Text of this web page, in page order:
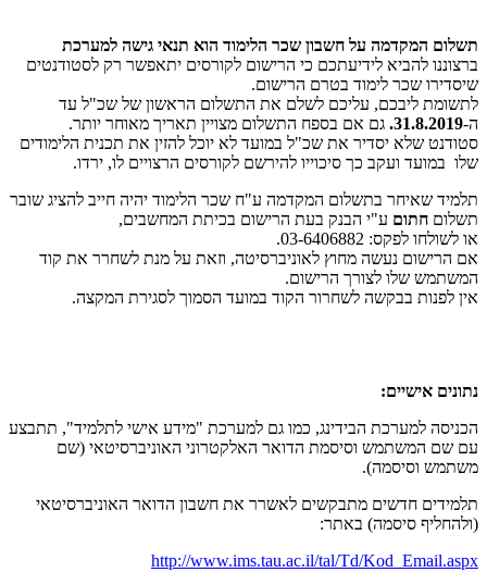
תשלום המקדמה על חשבון שכר הלימוד הוא תנאי גישה למערכת
ברצוננו להביא לידיעתכם כי הרישום לקורסים יתאפשר רק לסטודנטים
שיסדירו שכר לימוד בטרם הרישום.
לתשומת ליבכם, עליכם לשלם את התשלום הראשון של שכ"ל עד
ה-31.8.2019. גם אם בספח התשלום מצויין תאריך מאוחר יותר.
סטודנט שלא יסדיר את שכ"ל במועד לא יוכל להזין את תכנית הלימודים
שלו במועד ועקב כך סיכוייו להירשם לקורסים הרצויים לו, ירדו.
תלמיד שאיחר בתשלום המקדמה ע"ח שכר הלימוד יהיה חייב להציג שובר
תשלום חתום ע"י הבנק בעת הרישום בכיתת המחשבים,
או לשולחו לפקס: 03-6406882.
אם הרישום נעשה מחוץ לאוניברסיטה, וזאת על מנת לשחרר את קוד
המשתמש שלו לצורך הרישום.
אין לפנות בבקשה לשחרור הקוד במועד הסמוך לסגירת המקצה.
נתונים אישיים:
הכניסה למערכת הבידינג, כמו גם למערכת "מידע אישי לתלמיד", תתבצע
עם שם המשתמש וסיסמת הדואר האלקטרוני האוניברסיטאי (שם
משתמש וסיסמה).
תלמידים חדשים מתבקשים לאשרר את חשבון הדואר האוניברסיטאי
(ולהחליף סיסמה) באתר:
http://www.ims.tau.ac.il/tal/Td/Kod_Email.aspx